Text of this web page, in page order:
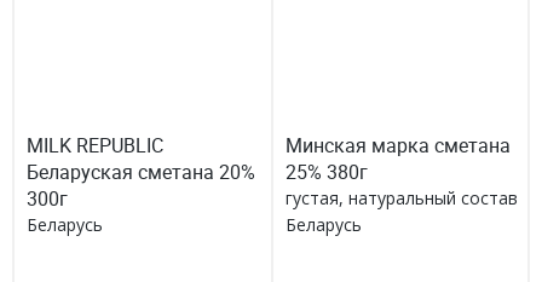
MILK REPUBLIC
Беларуская сметана 20%
300г
Беларусь
Минская марка сметана
25% 380г
густая, натуральный состав
Беларусь